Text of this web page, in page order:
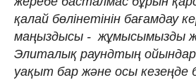
қалай бөлінетінін бағамдау
маңыздысы - жұмысымызды
Элиталық раундтың
уақыт бар және осы кезеңде